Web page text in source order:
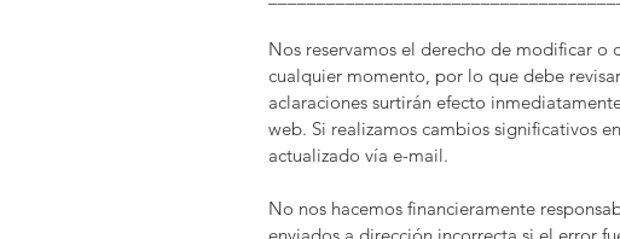
Nos reservamos el derecho de modificar
cualquier momento, por lo que debe
aclaraciones surtirán efecto
web. Si realizamos cambios significativos
actualizado vía e-mail.
No nos hacemos financieramente